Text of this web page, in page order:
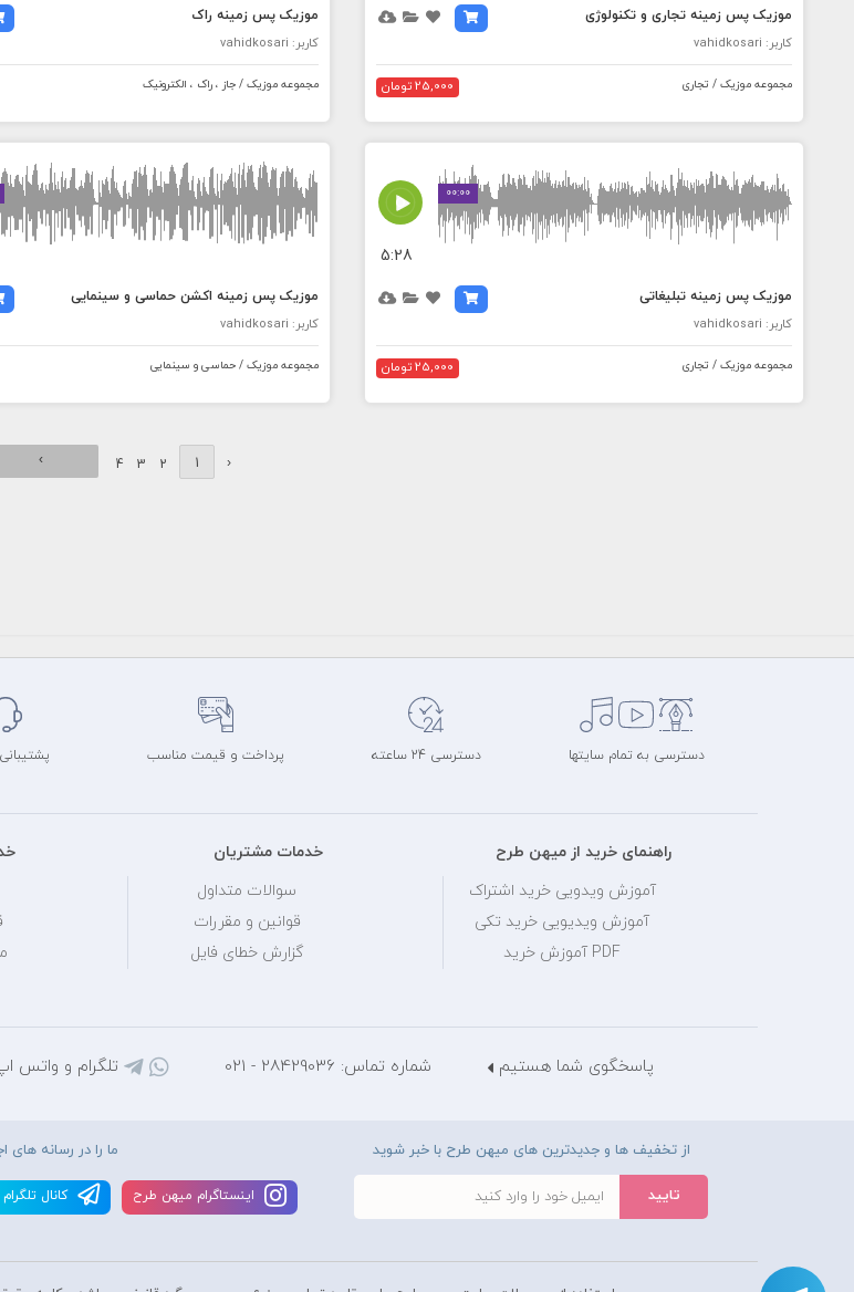
موزیک پس زمینه تجاری و تکنولوژی
کاربر: vahidkosari
مجموعه موزیک / تجاری 25,000 تومان
موزیک پس زمینه راک
کاربر: vahidkosari
مجموعه موزیک / جاز ، راک ، الکترونیک
00:00
MEDIA_ELEMENT_ERROR: Empty src attribute
5:28
موزیک پس زمینه تبلیغاتی
کاربر: vahidkosari
مجموعه موزیک / تجاری 25,000 تومان
Empty src attribute
موزیک پس زمینه اکشن حماسی و سینمایی
کاربر: vahidkosari
مجموعه موزیک / حماسی و سینمایی
‹
1
2
3
4
›
دسترسی به تمام سایتها دسترسی 24 ساعته پرداخت و قیمت مناسب
راهنمای خرید از میهن طرح
آموزش ویدویی خرید اشتراک
آموزش ویدیویی خرید تکی
PDF آموزش خرید
خدمات مشتریان
سوالات متداول
قوانین و مقررات
گزارش خطای فایل
پاسخگوی شما هستیم شماره تماس: 28429036 - 021 تلگرام و واتس اپ:
از تخفیف ها و جدیدترین های میهن طرح با خبر شوید ما را در رسانه های
اينستاگرام ميهن طرح کانال